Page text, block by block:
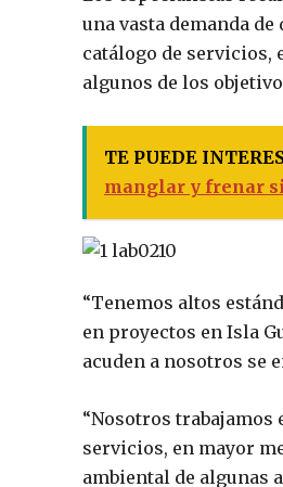
una vasta demanda
catálogo de servicios,
algunos de los
TE PUEDE
manglar y frenar
“Tenemos altos
en proyectos en Isla
acuden a nosotros se
“Nosotros
servicios, en mayor
ambiental de algunas